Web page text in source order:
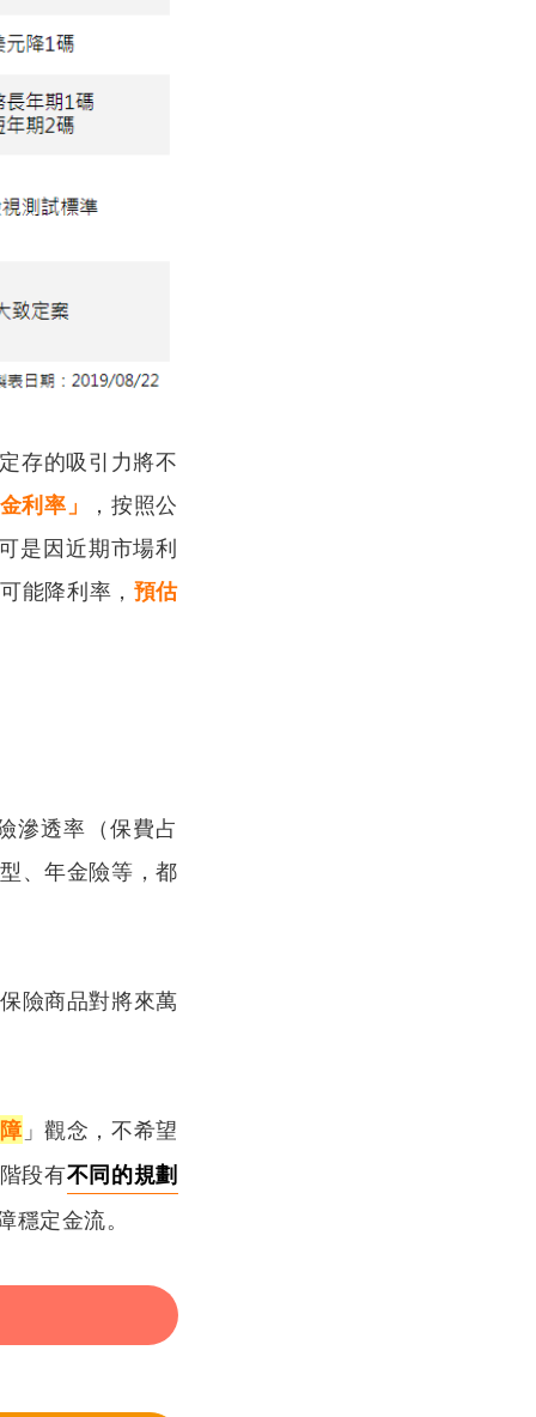
存的吸引力將不
利率」
，按照公
是因近期市場利
能降利率， 預估
滲透率（保費占
、年金險等，都
險商品對將來萬
」觀念，不希望
段有不同的規劃
定金流。